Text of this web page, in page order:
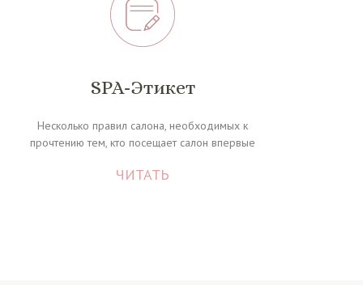
SPA-Этикет
Несколько правил салона, необходимых к
прочтению тем, кто посещает салон впервые
ЧИТАТЬ